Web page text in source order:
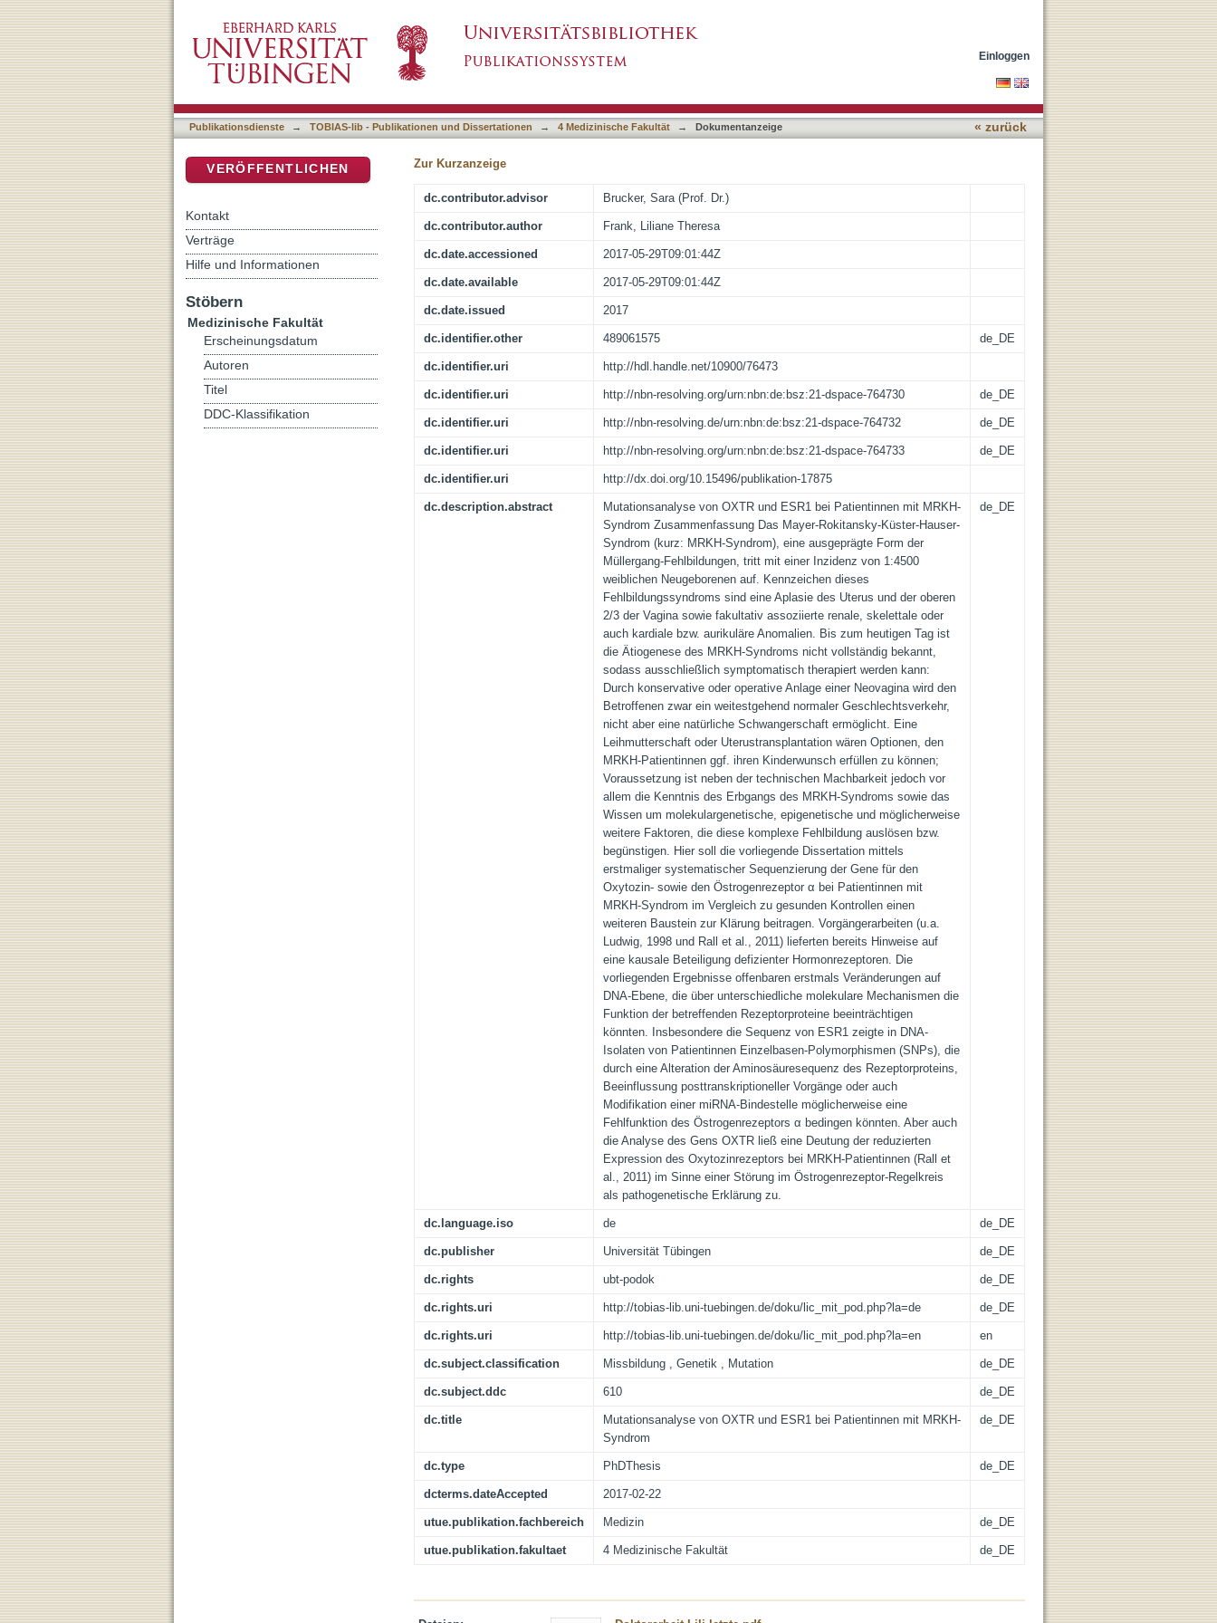
Einloggen
Publikationsdienste → TOBIAS-lib - Publikationen und Dissertationen → 4 Medizinische Fakultät → Dokumentanzeige « zurück
Zur Kurzanzeige
dc.contributor.advisor Brucker, Sara (Prof. Dr.)
dc.contributor.author Frank, Liliane Theresa
dc.date.accessioned 2017-05-29T09:01:44Z
dc.date.available 2017-05-29T09:01:44Z
dc.date.issued 2017
dc.identifier.other 489061575 de_DE
dc.identifier.uri http://hdl.handle.net/10900/76473
dc.identifier.uri http://nbn-resolving.org/urn:nbn:de:bsz:21-dspace-764730 de_DE
dc.identifier.uri http://nbn-resolving.de/urn:nbn:de:bsz:21-dspace-764732 de_DE
dc.identifier.uri http://nbn-resolving.org/urn:nbn:de:bsz:21-dspace-764733 de_DE
dc.identifier.uri http://dx.doi.org/10.15496/publikation-17875
dc.description.abstract
Mutationsanalyse von OXTR und ESR1 bei Patientinnen mit MRKH-
Syndrom Zusammenfassung Das Mayer-Rokitansky-Küster-Hauser-
Syndrom (kurz: MRKH-Syndrom), eine ausgeprägte Form der
Müllergang-Fehlbildungen, tritt mit einer Inzidenz von 1:4500
weiblichen Neugeborenen auf. Kennzeichen dieses
Fehlbildungssyndroms sind eine Aplasie des Uterus und der oberen
2/3 der Vagina sowie fakultativ assoziierte renale, skelettale oder
auch kardiale bzw. aurikuläre Anomalien. Bis zum heutigen Tag ist
die Ätiogenese des MRKH-Syndroms nicht vollständig bekannt,
sodass ausschließlich symptomatisch therapiert werden kann:
Durch konservative oder operative Anlage einer Neovagina wird den
Betroffenen zwar ein weitestgehend normaler Geschlechtsverkehr,
nicht aber eine natürliche Schwangerschaft ermöglicht. Eine
Leihmutterschaft oder Uterustransplantation wären Optionen, den
MRKH-Patientinnen ggf. ihren Kinderwunsch erfüllen zu können;
Voraussetzung ist neben der technischen Machbarkeit jedoch vor
allem die Kenntnis des Erbgangs des MRKH-Syndroms sowie das
Wissen um molekulargenetische, epigenetische und möglicherweise
weitere Faktoren, die diese komplexe Fehlbildung auslösen bzw.
begünstigen. Hier soll die vorliegende Dissertation mittels
erstmaliger systematischer Sequenzierung der Gene für den
Oxytozin- sowie den Östrogenrezeptor α bei Patientinnen mit
MRKH-Syndrom im Vergleich zu gesunden Kontrollen einen
weiteren Baustein zur Klärung beitragen. Vorgängerarbeiten (u.a.
Ludwig, 1998 und Rall et al., 2011) lieferten bereits Hinweise auf
eine kausale Beteiligung defizienter Hormonrezeptoren. Die
vorliegenden Ergebnisse offenbaren erstmals Veränderungen auf
DNA-Ebene, die über unterschiedliche molekulare Mechanismen die
Funktion der betreffenden Rezeptorproteine beeinträchtigen
könnten. Insbesondere die Sequenz von ESR1 zeigte in DNA-
Isolaten von Patientinnen Einzelbasen-Polymorphismen (SNPs), die
durch eine Alteration der Aminosäuresequenz des Rezeptorproteins,
Beeinflussung posttranskriptioneller Vorgänge oder auch
Modifikation einer miRNA-Bindestelle möglicherweise eine
Fehlfunktion des Östrogenrezeptors α bedingen könnten. Aber auch
die Analyse des Gens OXTR ließ eine Deutung der reduzierten
Expression des Oxytozinrezeptors bei MRKH-Patientinnen (Rall et
al., 2011) im Sinne einer Störung im Östrogenrezeptor-Regelkreis
als pathogenetische Erklärung zu.
de_DE
dc.language.iso de de_DE
dc.publisher Universität Tübingen de_DE
dc.rights ubt-podok de_DE
dc.rights.uri http://tobias-lib.uni-tuebingen.de/doku/lic_mit_pod.php?la=de de_DE
dc.rights.uri http://tobias-lib.uni-tuebingen.de/doku/lic_mit_pod.php?la=en en
dc.subject.classification Missbildung , Genetik , Mutation de_DE
dc.subject.ddc 610 de_DE
dc.title
Mutationsanalyse von OXTR und ESR1 bei Patientinnen mit MRKH-
Syndrom
de_DE
dc.type PhDThesis de_DE
dcterms.dateAccepted 2017-02-22
utue.publikation.fachbereich Medizin de_DE
utue.publikation.fakultaet 4 Medizinische Fakultät de_DE
VERÖFFENTLICHEN
Kontakt
Verträge
Hilfe und Informationen
Stöbern
Medizinische Fakultät
Erscheinungsdatum
Autoren
Titel
DDC-Klassifikation